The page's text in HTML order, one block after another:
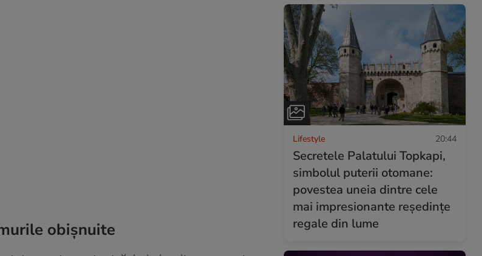
obișnuite
Lifestyle 20:44
Secretele Palatului Topkapi,
simbolul puterii otomane:
povestea uneia dintre cele
mai impresionante reședințe
regale din lume